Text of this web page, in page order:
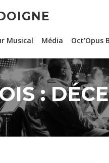
Musical Média Oct’Opus
: